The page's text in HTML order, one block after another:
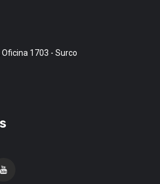
1703 - Surco